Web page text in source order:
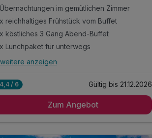
im gemütlichen Zimmer
reichhaltiges Frühstück vom Buffet
köstliches 3 Gang Abend-Buffet
Lunchpaket für unterwegs
Inklusivleistungen
x reichhaltiges Frühstück vom Buffet
anzeigen
4,4 / 6 Gültig bis 21.12.2026
Zum Angebot